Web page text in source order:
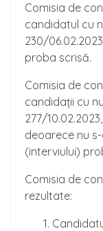
Comisia de
candidatul cu
230/
proba scrisă.
Comisia de
candidații cu
277/
deoarece nu
(interviului)
Comisia de
rezultate: